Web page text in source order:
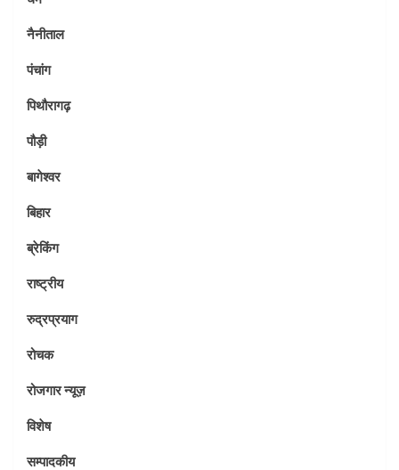
नैनीताल
पंचांग
पिथौरागढ़
पौड़ी
बागेश्वर
बिहार
ब्रेकिंग
राष्ट्रीय
रुद्रप्रयाग
रोचक
रोजगार न्यूज़
विशेष
सम्पादकीय